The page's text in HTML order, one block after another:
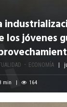
los jóvenes
ECONOMÍA
min 164